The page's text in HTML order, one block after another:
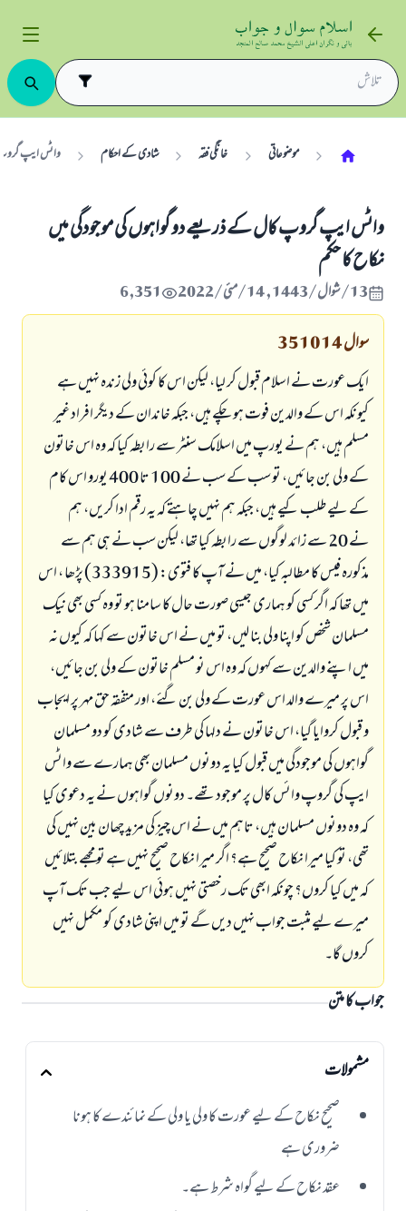
موضوعاتی خانگی فقہ شادی کے احکام واٹس ایپ گروپ
واٹس ایپ گروپ کال کے ذریعے دو گواہوں کی موجودگی میں
نکاح کا حکم
13/شوال/1443 , 14/مئی/2022 6,351
سوال351014
ایک عورت نے اسلام قبول کر لیا، لیکن اس کا کوئی ولی زندہ نہیں ہے
کیونکہ اس کے والدین فوت ہو چکے ہیں، جبکہ خاندان کے دیگر افراد غیر
مسلم ہیں، ہم نے یورپ میں اسلامک سنٹر سے رابطہ کیا کہ وہ اس خاتون
کے ولی بن جائیں، تو سب کے سب نے 100 تا 400 یورو اس کام
کے لیے طلب کیے ہیں، جبکہ ہم نہیں چاہتے کہ یہ رقم ادا کریں، ہم
نے 20 سے زائد لوگوں سے رابطہ کیا تھا، لیکن سب نے ہی ہم سے
مذکورہ فیس کا مطالبہ کیا، میں نے آپ کا فتوی: (333915) پڑھا ، اس
میں تھا کہ اگر کسی کو ہماری جیسی صورت حال کا سامنا ہو تو وہ کسی بھی نیک
مسلمان شخص کو اپنا ولی بنا لیں، تو میں نے اس خاتون سے کہا کہ کیوں نہ
میں اپنے والدین سے کہوں کہ وہ اس نو مسلم خاتون کے ولی بن جائیں،
اس پر میرے والد اس عورت کے ولی بن گئے، اور متفقہ حق مہر پر ایجاب
و قبول کروایا گیا، اس خاتون نے دلہا کی طرف سے شادی کو دو مسلمان
گواہوں کی موجودگی میں قبول کیا یہ دونوں مسلمان بھی ہمارے سے واٹس
ایپ کی گروپ وائس کال پر موجود تھے۔ دونوں گواہوں نے یہ دعوی کیا
کہ وہ دونوں مسلمان ہیں، تاہم میں نے اس چیز کی مزید چھان بین نہیں کی
تھی، تو کیا میرا نکاح صحیح ہے؟ اگر میرا نکاح صحیح نہیں ہے تو مجھے بتلائیں
کہ میں کیا کروں؟ چونکہ ابھی تک رخصتی نہیں ہوئی اس لیے جب تک آپ
میرے لیے مثبت جواب نہیں دیں گے تو میں اپنی شادی کو مکمل نہیں
کروں گا۔
جواب کا متن
مشمولات
صحیح نکاح کے لیے عورت کا ولی یا ولی کے نمائندے کا ہونا
ضروری ہے
عقد نکاح کے لیے گواہ شرط ہے۔